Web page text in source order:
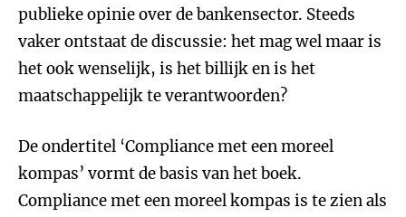
publieke opinie over de bankensector. Steeds
vaker ontstaat de discussie: het mag wel maar is
het ook wenselijk, is het billijk en is het
maatschappelijk te verantwoorden?
De ondertitel ‘Compliance met een moreel
kompas’ vormt de basis van het boek.
Compliance met een moreel kompas is te zien als